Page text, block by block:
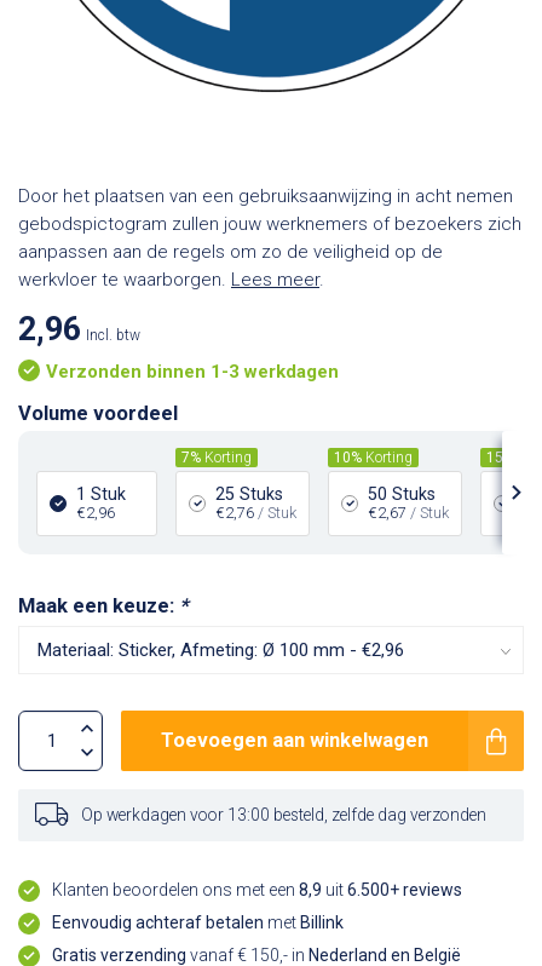
Door het plaatsen van een gebruiksaanwijzing in acht nemen
gebodspictogram zullen jouw werknemers of bezoekers zich
aanpassen aan de regels om zo de veiligheid op de
werkvloer te waarborgen. Lees meer.
2,96 Incl. btw
Verzonden binnen 1-3 werkdagen
Volume voordeel
1 Stuk
€2,96
7% Korting
25 Stuks
€2,76 / Stuk
10% Korting
50 Stuks
€2,67 / Stuk
15%
Maak een keuze: *
Toevoegen aan winkelwagen
Op werkdagen voor 13:00 besteld, zelfde dag verzonden
Klanten beoordelen ons met een 8,9 uit6.500+ reviews
Eenvoudig achteraf betalen met Billink
Gratis verzending vanaf € 150,- in Nederland en België